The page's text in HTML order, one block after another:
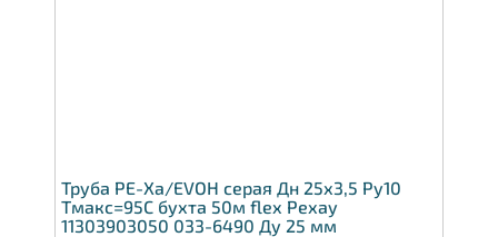
Труба PE-Xa/EVOH серая Дн 25х3,5 Ру10
Тмакс=95C бухта 50м flex Рехау
11303903050 033-6490 Ду 25 мм